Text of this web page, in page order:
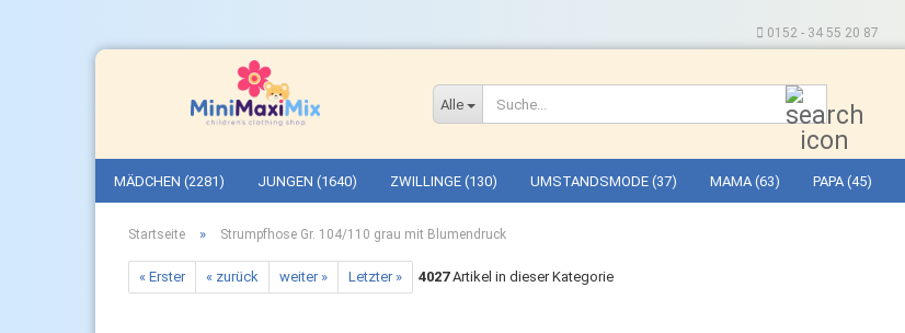
0152 - 34 55 20 87
Alle
MÄDCHEN (2281) JUNGEN (1640) ZWILLINGE (130) UMSTANDSMODE (37) MAMA (63) PAPA (45)
Startseite » Strumpfhose Gr. 104/110 grau mit Blumendruck
« Erster « zurück weiter » Letzter » 4027Artikel in dieser Kategorie